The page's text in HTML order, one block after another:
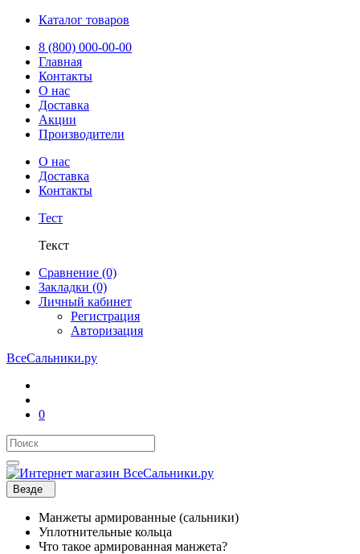
Каталог товаров
8 (800) 000-00-00
Главная
Контакты
О нас
Доставка
Акции
Производители
О нас
Доставка
Контакты
Тест
Текст
Сравнение (0)
Закладки (0)
Личный кабинет
Регистрация
Авторизация
ВсеСальники.ру
0
Везде
Манжеты армированные (сальники)
Уплотнительные кольца
Что такое армированная манжета?